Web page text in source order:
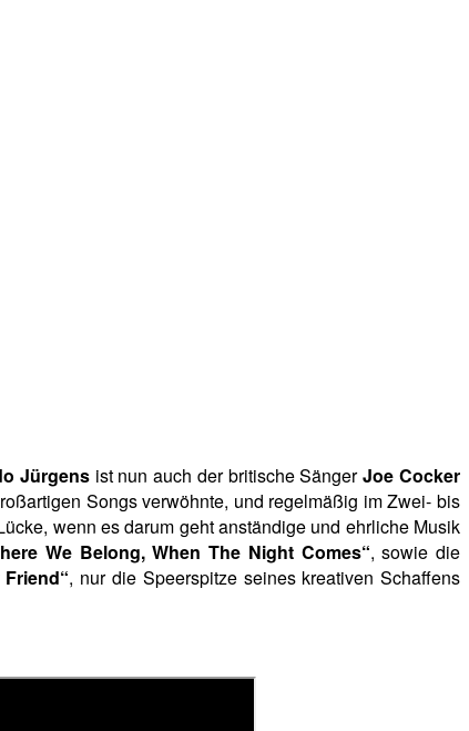
Jürgensist nun auch der britische SängerJoe Cocker
Songs verwöhnte, und regelmäßig im Zwei- bis
wenn es darum geht anständige und ehrliche Musik
We Belong, When The Night Comes“, sowie die
, nur die Speerspitze seines kreativen Schaffens